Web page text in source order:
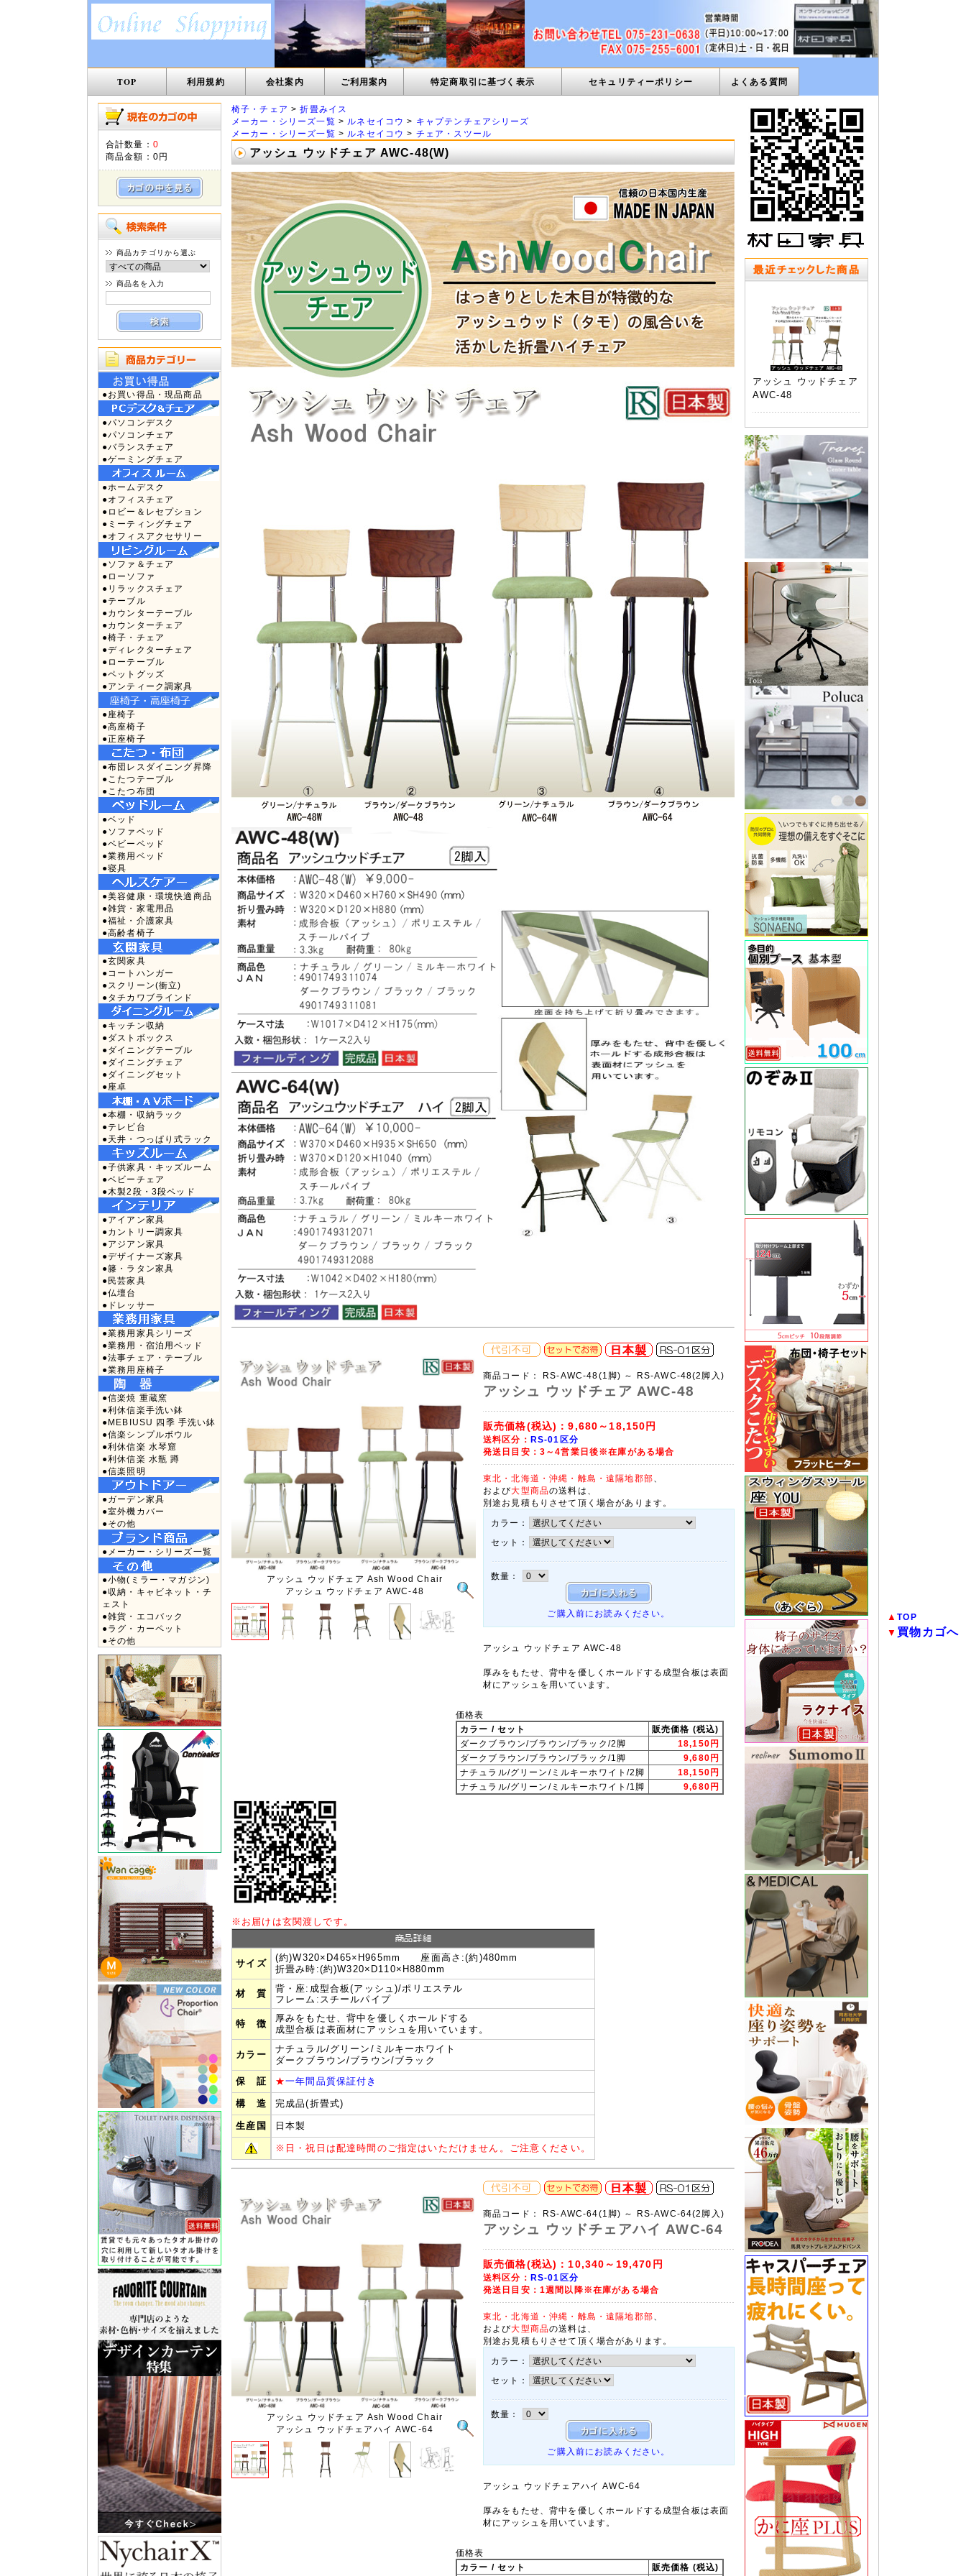
TOP 利用規約 会社案内 ご利用案内 特定商取引に基づく表示 セキュリティーポリシー よくある質問
合計数量： 0
商品金額： 0円
商品カテゴリから選ぶ
商品名を入力
●お買い得品・現品商品
●パソコンデスク
●パソコンチェア
●バランスチェア
●ゲーミングチェア
●ホームデスク
●オフィスチェア
●ロビー＆レセプション
●ミーティングチェア
●オフィスアクセサリー
●ソファ＆チェア
●ローソファ
●リラックスチェア
●テーブル
●カウンターテーブル
●カウンターチェア
●椅子・チェア
●ディレクターチェア
●ローテーブル
●ペットグッズ
●アンティーク調家具
●座椅子
●高座椅子
●正座椅子
●布団レスダイニング昇降
●こたつテーブル
●こたつ布団
●ベッド
●ソファベッド
●ベビーベッド
●業務用ベッド
●寝具
●美容健康・環境快適商品
●雑貨・家電用品
●福祉・介護家具
●高齢者椅子
●玄関家具
●コートハンガー
●スクリーン(衝立)
●タチカワブラインド
●キッチン収納
●ダストボックス
●ダイニングテーブル
●ダイニングチェア
●ダイニングセット
●座卓
●本棚・収納ラック
●テレビ台
●天井・つっぱり式ラック
●子供家具・キッズルーム
●ベビーチェア
●木製2段・3段ベッド
●アイアン家具
●カントリー調家具
●アジアン家具
●デザイナーズ家具
●籐・ラタン家具
●民芸家具
●仏壇台
●ドレッサー
●業務用家具シリーズ
●業務用・宿泊用ベッド
●法事チェア・テーブル
●業務用座椅子
●信楽焼 重蔵窯
●利休信楽手洗い鉢
●MEBIUSU 四季 手洗い鉢
●信楽シンプルボウル
●利休信楽 水琴窟
●利休信楽 水瓶 蹲
●信楽照明
●ガーデン家具
●室外機カバー
●その他
●メーカー・シリーズ一覧
●小物(ミラー・マガジン)
●収納・キャビネット・チ
ェスト
●雑貨・エコバック
●ラグ・カーペット
●その他
椅子・チェア >折畳みイス
メーカー・シリーズ一覧 > ルネセイコウ > キャプテンチェアシリーズ
メーカー・シリーズ一覧 > ルネセイコウ > チェア・スツール
アッシュ ウッドチェア AWC-48(W)
アッシュ ウッドチェア Ash Wood Chair
アッシュ ウッドチェア AWC-48
商品コード： RS-AWC-48(1脚) ～ RS-AWC-48(2脚入)
アッシュ ウッドチェア AWC-48
販売価格(税込)：9,680～18,150円
送料区分： RS-01区分
発送日目安：3～4営業日後※在庫がある場合
東北・北海道・沖縄・離島・遠隔地郡部
および大型商品の送料は、
別途お見積もりさせて頂く場合があります。
カラー：
セット：
数量：
ご購入前にお読みください。
アッシュ ウッドチェア AWC-48
厚みをもたせ、背中を優しくホールドする成型合板は表面
材にアッシュを用いています。
価格表
カラー / セット
販売価格 (税込)
ダークブラウン/ブラウン/ブラック/2脚
18,150円
ダークブラウン/ブラウン/ブラック/1脚
9,680円
ナチュラル/グリーン/ミルキーホワイト/2脚
18,150円
ナチュラル/グリーン/ミルキーホワイト/1脚
9,680円
※ お届けは玄関渡しです。
サイズ
(約)W320×D465×H965mm 座面高さ:(約)480mm
折畳み時:(約)W320×D110×H880mm
材 質 背・座:成型合板(アッシュ)/ポリエステル
フレーム:スチールパイプ
特 徴
厚みをもたせ、背中を優しくホールドする
成型合板は表面材にアッシュを用いています。
カラー
ナチュラル/グリーン/ミルキーホワイト
ダークブラウン/ブラウン/ブラック
保 証
★一年間品質保証付き
構 造 完成品(折畳式)
生産国 日本製
※ 日・祝日は配達時間のご指定はいただけません。ご注意ください。
アッシュ ウッドチェア Ash Wood Chair
アッシュ ウッドチェアハイ AWC-64
商品コード： RS-AWC-64(1脚) ～ RS-AWC-64(2脚入)
アッシュ ウッドチェアハイ AWC-64
販売価格(税込)： 10,340～19,470円
送料区分： RS-01区分
発送日目安：1週間以降※在庫がある場合
東北・北海道・沖縄・離島・遠隔地郡部
および大型商品の送料は、
別途お見積もりさせて頂く場合があります。
カラー：
セット：
数量：
ご購入前にお読みください。
アッシュ ウッドチェアハイ AWC-64
厚みをもたせ、背中を優しくホールドする成型合板は表面
材にアッシュを用いています。
価格表
カラー / セット
販売価格 (税込)
アッシュ ウッドチェア
AWC-48
▲TOP
▼ 買物カゴへ